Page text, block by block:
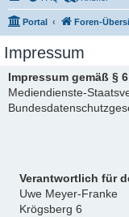
Portal Foren-
Impressum
Impressum gemäß §
Mediendienste-
Verantwortlich für
Uwe Meyer-Franke
Krögsberg 6